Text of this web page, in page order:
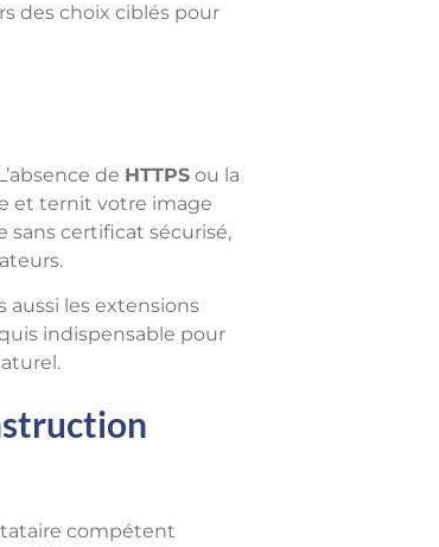
des choix ciblés pour
de HTTPS ou la
et ternit votre image
certificat sécurisé,
aussi les extensions
indispensable pour
compétent